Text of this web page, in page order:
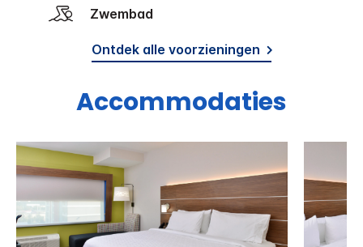
Zwembad
Ontdek alle voorzieningen
Accommodaties